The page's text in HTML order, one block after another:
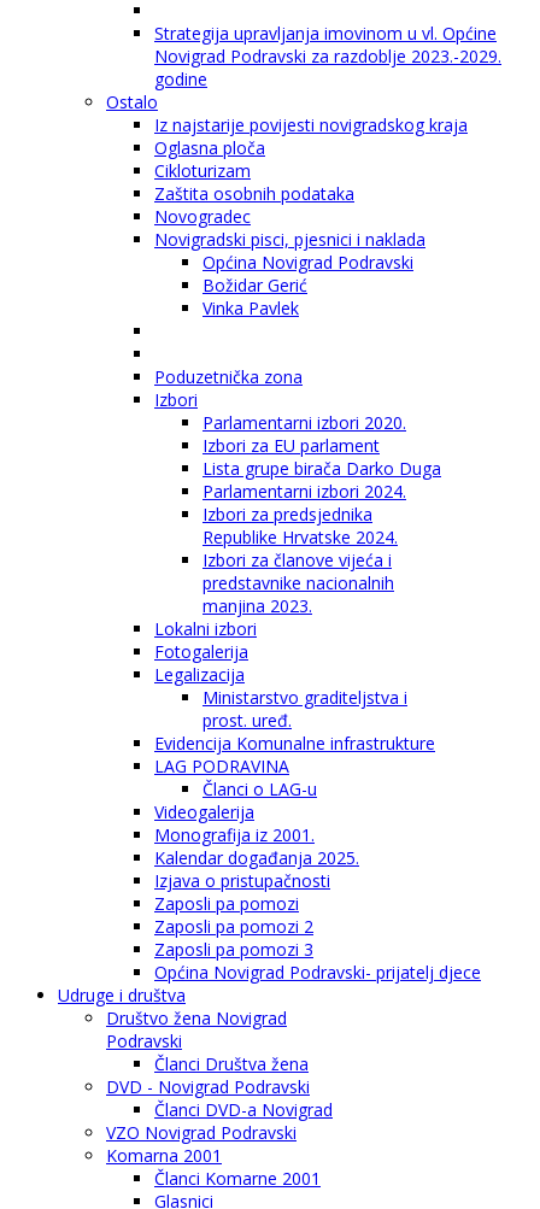
Strategija upravljanja imovinom u vl. Općine
Novigrad Podravski za razdoblje 2023.-2029.
godine
Ostalo
Iz najstarije povijesti novigradskog kraja
Oglasna ploča
Cikloturizam
Zaštita osobnih podataka
Novogradec
Novigradski pisci, pjesnici i naklada
Općina Novigrad Podravski
Božidar Gerić
Vinka Pavlek
Poduzetnička zona
Izbori
Parlamentarni izbori 2020.
Izbori za EU parlament
Lista grupe birača Darko Duga
Parlamentarni izbori 2024.
Izbori za predsjednika
Republike Hrvatske 2024.
Izbori za članove vijeća i
predstavnike nacionalnih
manjina 2023.
Lokalni izbori
Fotogalerija
Legalizacija
Ministarstvo graditeljstva i
prost. uređ.
Evidencija Komunalne infrastrukture
LAG PODRAVINA
Članci o LAG-u
Videogalerija
Monografija iz 2001.
Kalendar događanja 2025.
Izjava o pristupačnosti
Zaposli pa pomozi
Zaposli pa pomozi 2
Zaposli pa pomozi 3
Općina Novigrad Podravski- prijatelj djece
Udruge i društva
Društvo žena Novigrad
Podravski
Članci Društva žena
DVD - Novigrad Podravski
Članci DVD-a Novigrad
VZO Novigrad Podravski
Komarna 2001
Članci Komarne 2001
Glasnici